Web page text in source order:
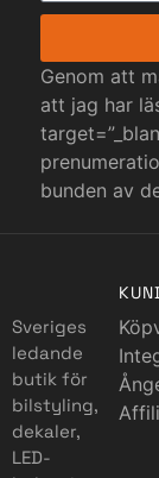
Genom att
att jag har
bunden av
Sveriges
ledande
butik för
bilstyling,
dekaler,
LED-